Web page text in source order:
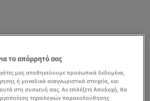
το απόρρητό σας
μας αποθηκεύουμε προσωπικά δεδομένα,
ή μοναδικά αναγνωριστικά στοιχεία, και
στη συσκευή σας. Αν επιλέξετε Αποδοχή, θα
τεχνολογιών παρακολούθησης